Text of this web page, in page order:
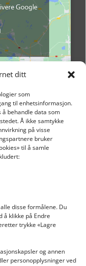
ditt
som
til enhetsinformasjon.
behandle data som
Å ikke samtykke
på visse
bruker
til å samle
disse formålene. Du
å klikke på Endre
trykke «Lagre
og annen
personopplysninger ved
Google